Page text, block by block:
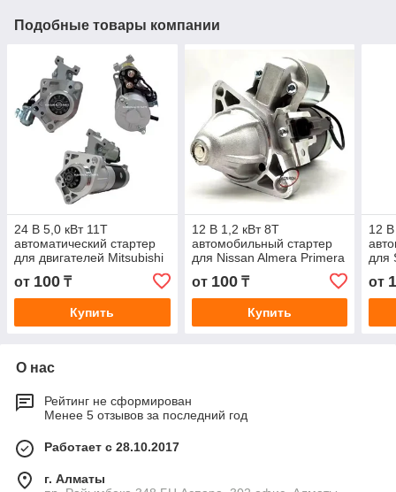
Подобные товары компании
24 В 5,0 кВт 11T
автоматический стартер
для двигателей Mitsubishi
FUSO 4M50T 4M50T1
4M50 M008T62371
M8T62371 M
от 100 ₸
Купить
12 В 1,2 кВт 8T
автомобильный стартер
для Nissan Almera Primera
233000M200 233000M302
M000T70285 17146N
от 100₸
Купить
12
для
от
О нас
Рейтинг не сформирован
Менее 5 отзывов за последний год
Работает с 28.10.2017
г. Алматы